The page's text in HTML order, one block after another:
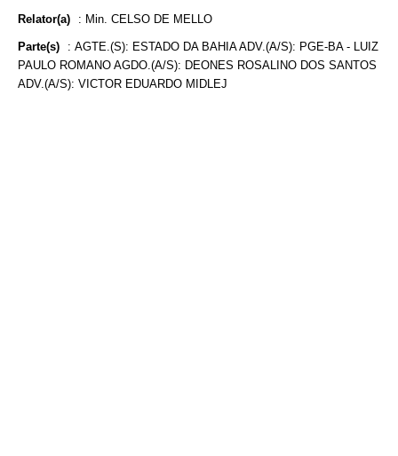
Relator(a) : Min. CELSO DE MELLO
Parte(s) : AGTE.(S): ESTADO DA BAHIA ADV.(A/S): PGE-BA - LUIZ
PAULO ROMANO AGDO.(A/S): DEONES ROSALINO DOS SANTOS
ADV.(A/S): VICTOR EDUARDO MIDLEJ